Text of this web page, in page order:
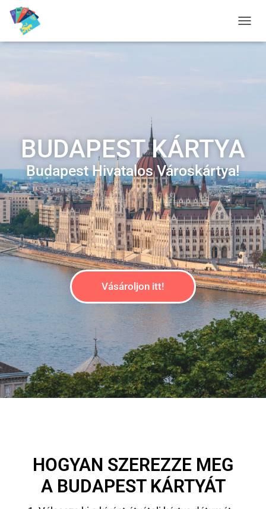
A
A
A
V
I
G
Á
C
I
Ó
T
BUDAPEST KÁRTYA
Budapest Hivatalos Városkártya!
Vásároljon itt!
HOGYAN SZEREZZE MEG
A BUDAPEST KÁRTYÁT